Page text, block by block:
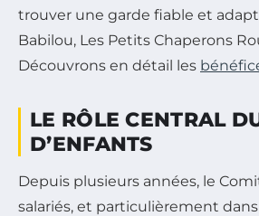
trouver une garde fiable et
Babilou, Les Petits Chaperons
Découvrons en détail les
LE RÔLE CENTRAL
D’ENFANTS
Depuis plusieurs années, le
salariés, et particulièrement